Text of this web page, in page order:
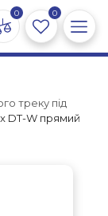
0 0
треку під
DT-W прямий